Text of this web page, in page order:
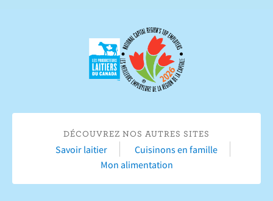
u
i
v
s
u
F
o
n
n
e
r
u
r
Y
o
DÉCOUVREZ NOS AUTRES SITES
Savoir laitier
Cuisinons en famille
Mon alimentation